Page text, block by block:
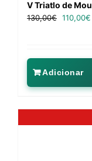
V Triatlo de
130,00€ 110,00€
Adicionar